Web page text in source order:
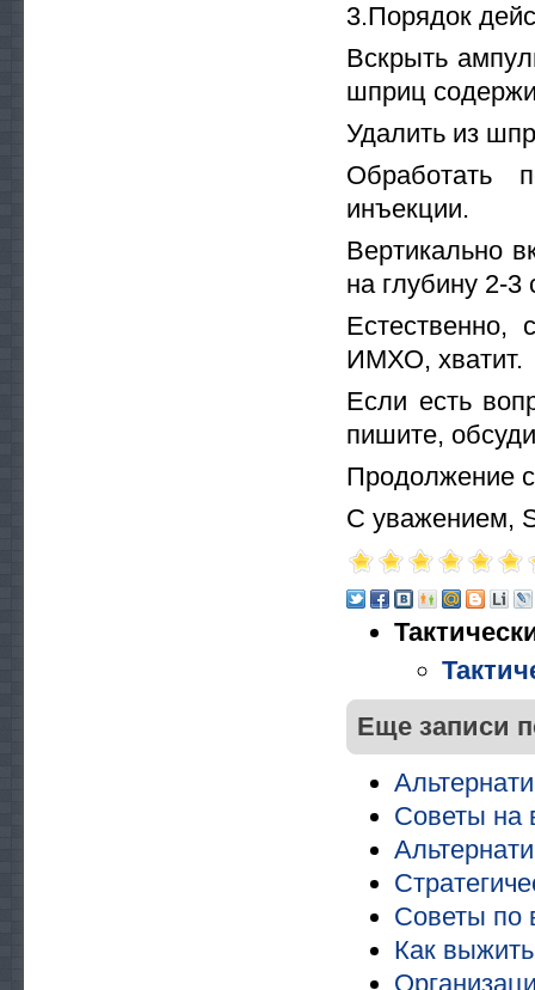
3.Порядок
Вскрыть
шприц
Удалить из
Обработать
инъекции.
Вертикально
на глубину 2-
Естественно,
ИМХО, хватит.
Если есть
пишите,
Продолжение
С уважением,
Еще записи
Советы на
Советы по
Как